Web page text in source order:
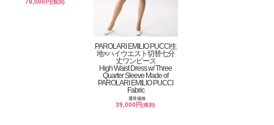
(税別)
PAROLARI EMILIO PUCCI生
地×ハイウエスト切替七分
丈ワンピース
High Waist Dress w/ Three
Quarter Sleeve Made of
PAROLARI EMILIO PUCCI
Fabric
通常価格
39,000円(税別)